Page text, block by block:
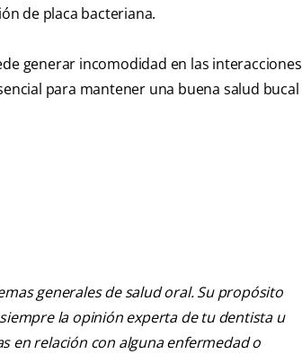
de placa bacteriana.
generar incomodidad en las interacciones
para mantener una buena salud bucal
generales de salud oral. Su propósito
la opinión experta de tu dentista u
en relación con alguna enfermedad o